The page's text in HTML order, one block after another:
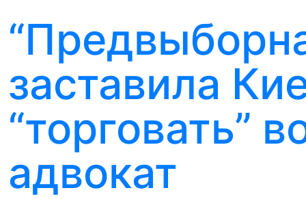
заставила
“торговать”
адвокат